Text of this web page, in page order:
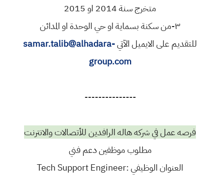
متخرج سنة 2014 او 2015
٣-من سكنة بسماية او حي الوحدة او المدائن
للتقديم على الايميل الآتيsamar.talib@alhadara-
group.com
---------------
فرصه عمل في شركه هاله الرافدين للأتصالات والانترنت
مطلوب موظفين دعم فني
العنوان الوظيفي :Tech Support Engineer